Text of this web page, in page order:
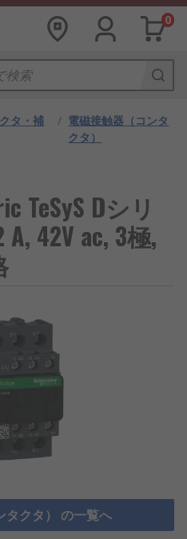
0
タ・補
/ 電磁接触器（コンタ
クタ）
TeSyS Dシリ
42V ac, 3極,
タクタ） の一覧へ